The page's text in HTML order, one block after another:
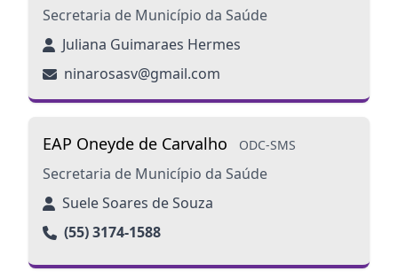
Secretaria de Município da Saúde
Juliana Guimaraes Hermes
ninarosasv@gmail.com
EAP Oneyde de Carvalho ODC-SMS
Secretaria de Município da Saúde
Suele Soares de Souza
(55) 3174-1588